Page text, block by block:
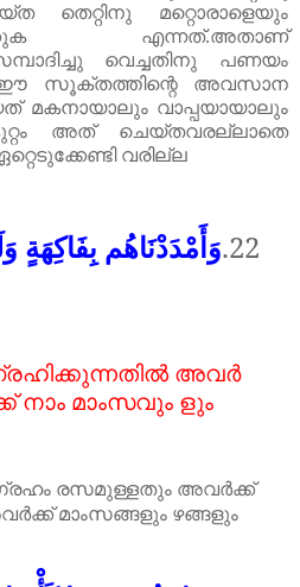
തെറ്റിനു
മറ്റൊരാളെയും
എന്നത്.അതാണ്
വെച്ചതിനു
പണയം
സൂക്തത്തിന്റെ
അവസാന
മകനായാലും വാപ്പയായാലും
അത്
ചെയ്തവരല്ലാതെ
വരില്ല
22. وَأَمْدَدْنَاهُم
അവർ
ളും
മാംസവും
നാം
അവർക്ക്
രസമുള്ളതും
ഴങ്ങളും
മാംസങ്ങളും